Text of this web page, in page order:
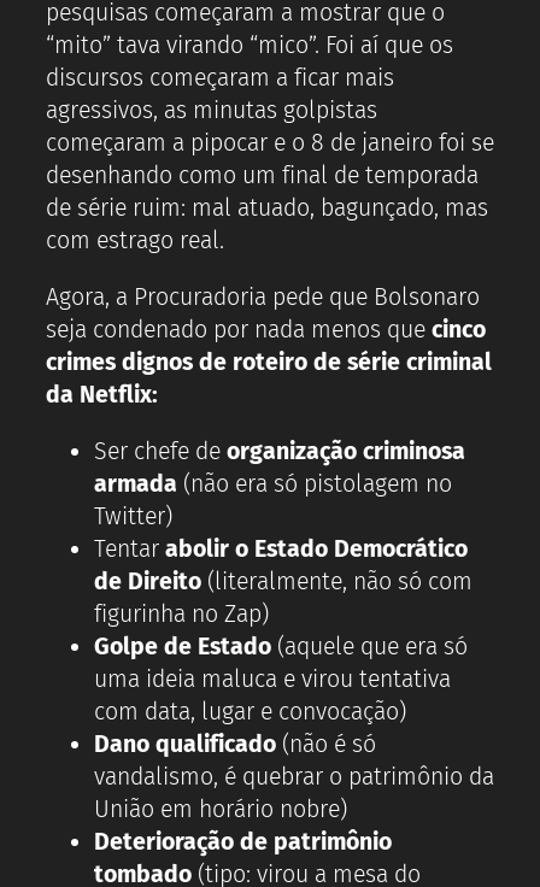
pesquisas começaram a mostrar que o
“mito” tava virando “mico”. Foi aí que os
discursos começaram a ficar mais
agressivos, as minutas golpistas
começaram a pipocar e o 8 de janeiro foi se
desenhando como um final de temporada
de série ruim: mal atuado, bagunçado, mas
com estrago real.
Agora, a Procuradoria pede que Bolsonaro
seja condenado por nada menos que cinco
crimes dignos de roteiro de série criminal
da Netflix:
Ser chefe de organização criminosa
armada (não era só pistolagem no
Twitter)
Tentar abolir o Estado Democrático
de Direito(literalmente, não só com
figurinha no Zap)
Golpe de Estado(aquele que era só
uma ideia maluca e virou tentativa
com data, lugar e convocação)
Dano qualificado(não é só
vandalismo, é quebrar o patrimônio da
União em horário nobre)
Deterioração de patrimônio
tombado(tipo: virou a mesa do